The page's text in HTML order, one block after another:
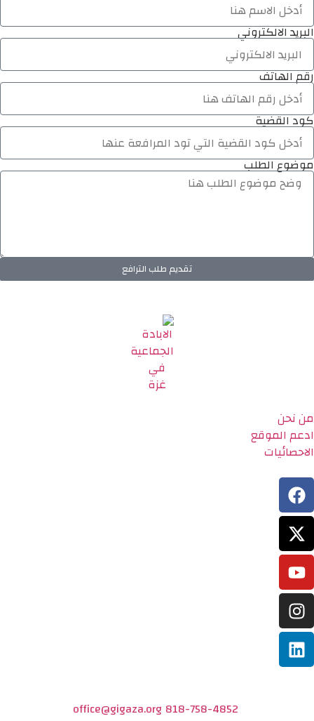
البريد الالكتروني
رقم الهاتف
كود القضية
موضوع الطلب
تقديم طلب الترافع
من نحن
ادعم الموقع
الاحصائيات
818-758-4852
office@gigaza.org